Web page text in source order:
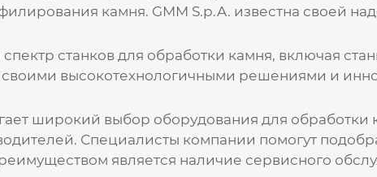
камня. GMM S.p.A. известна своей
станков для обработки камня, включая
своими высокотехнологичными решениями и
широкий выбор оборудования для обработки
Специалисты компании помогут
является наличие сервисного